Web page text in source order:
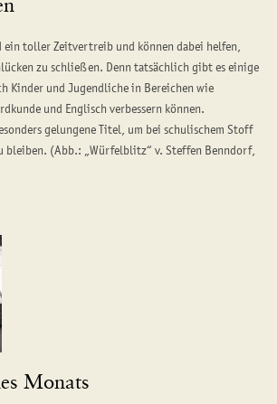
ein toller Zeitvertreib und können dabei helfen,
zu schließen. Denn tatsächlich gibt es einige
Kinder und Jugendliche in Bereichen wie
und Englisch verbessern können.
gelungene Titel, um bei schulischem Stoff
bleiben. (Abb.: „Würfelblitz“ v. Steffen Benndorf,
Monats